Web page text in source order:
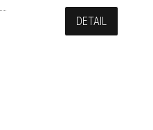
DETAIL